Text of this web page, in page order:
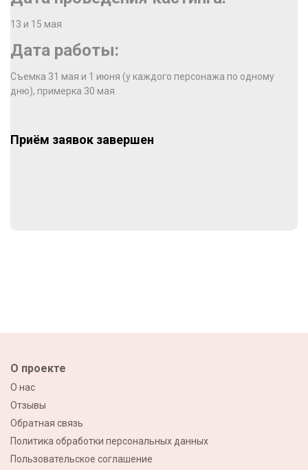
13 и 15 мая
Дата работы:
Съемка 31 мая и 1 июня (у каждого персонажа по одному
дню), примерка 30 мая.
Приём заявок завершен
О проекте
О нас
Отзывы
Обратная связь
Политика обработки персональных данных
Пользовательское соглашение